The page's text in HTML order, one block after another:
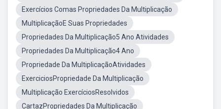
Exercícios Comas Propriedades Da Multiplicação
MultiplicaçãoE Suas Propriedades
Propriedades Da Multiplicação5 Ano Atividades
Propriedades Da Multiplicação4 Ano
Propriedade Da MultiplicaçãoAtividades
ExerciciosPropriedade Da Multiplicação
Multiplicação ExercíciosResolvidos
CartazPropriedades Da Multiplicação